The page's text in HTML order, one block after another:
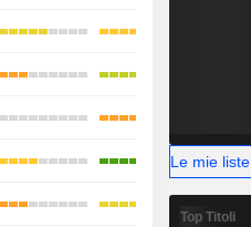
Le mie liste
Top Titoli